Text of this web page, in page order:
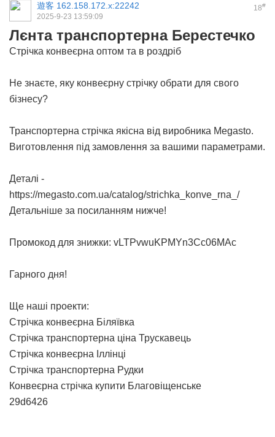
18#
遊客 162.158.172.x:22242
2025-9-23 13:59:09
Лєнта транспортерна Берестечко
Стрічка конвеєрна оптом та в роздріб
Не знаєте, яку конвеєрну стрічку обрати для свого
бізнесу?
Транспортерна стрічка якісна від виробника Megasto.
Виготовлення під замовлення за вашими параметрами.
Деталі -
https://megasto.com.ua/catalog/strichka_konve_rna_/
Детальніше за посиланням нижче!
Промокод для знижки: vLTPvwuKPMYn3Cc06MAc
Гарного дня!
Ще наші проекти:
Стрічка конвеєрна Біляївка
Стрічка транспортерна ціна Трускавець
Стрічка конвеєрна Іллінці
Стрічка транспортерна Рудки
Конвеєрна стрічка купити Благовіщенське
29d6426